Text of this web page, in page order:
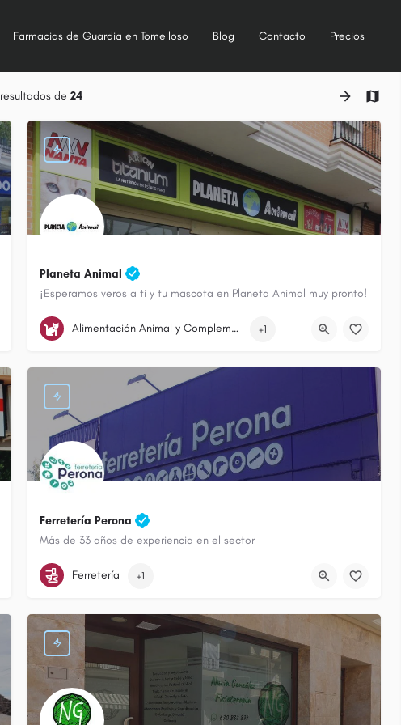
Farmacias de Guardia en Tomelloso Blog Contacto Precios
resultados de 24
Planeta Animal
¡Esperamos veros a ti y tu mascota en Planeta Animal muy pronto!
661526205
Alimentación Animal y Complementos +1
Ferretería Perona
Más de 33 años de experiencia en el sector
926 513 444
Ferretería +1